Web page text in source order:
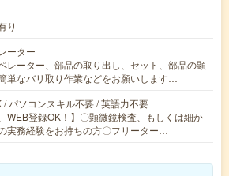
り
ーター
レーター、部品の取り出し、セット、部品の顕
単なバリ取り作業などをお願いします…
/ パソコンスキル不要 / 英語力不要
WEB登録OK！】〇顕微鏡検査、もしくは細か
実務経験をお持ちの方〇フリーター…